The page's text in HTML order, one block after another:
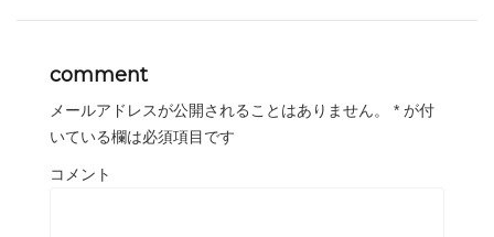
comment
メールアドレスが公開されることはありません。 * が付
いている欄は必須項目です
コメント